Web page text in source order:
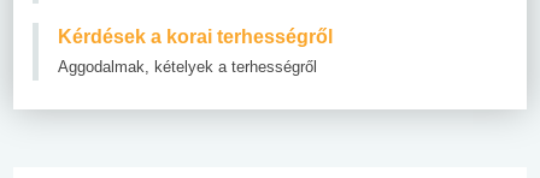
Kérdések a korai terhességről
Aggodalmak, kételyek a terhességről